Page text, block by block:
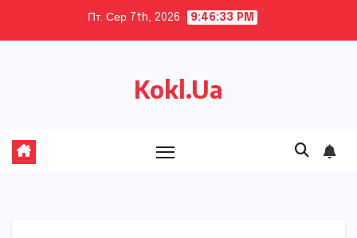
Пт. Сер 7th, 2026 9:46:34 PM
Kokl.Ua